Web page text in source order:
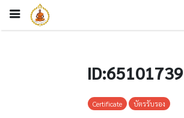
ID:65101739
Certificate บัตรรับรอง